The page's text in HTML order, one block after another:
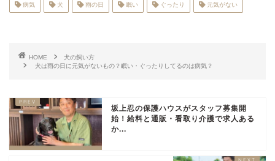
病気 犬 雨の日 眠い ぐったり 元気がない
HOME
犬の飼い方
犬は雨の日に元気がないもの？眠い・ぐったりしてるのは病気？
坂上忍の保護ハウスがスタッフ募集開
始！給料と通販・看取り介護で求人ある
か...